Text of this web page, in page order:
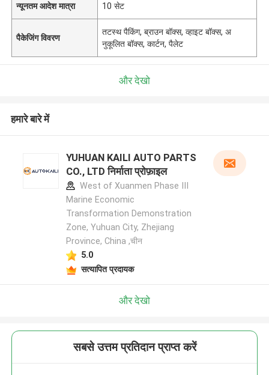
न्यूनतम आदेश मात्रा 10 सेट
पैकेजिंग विवरण
तटस्थ पैकिंग, ब्राउन बॉक्स, व्हाइट बॉक्स, अ
नुकूलित बॉक्स, कार्टन, पैलेट
और देखो
हमारे बारे में
YUHUAN KAILI AUTO PARTS
CO., LTD निर्माता प्रोफ़ाइल
West of Xuanmen Phase III
Marine Economic
Transformation Demonstration
Zone, Yuhuan City, Zhejiang
Province, China ,चीन
5.0
सत्यापित प्रदायक
और देखो
सबसे उत्तम प्रतिदान प्राप्त करें